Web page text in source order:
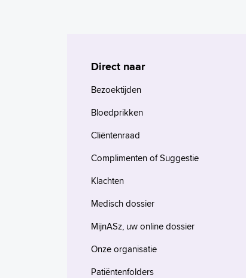
Direct naar
Bezoektijden
Bloedprikken
Cliëntenraad
Complimenten of Suggestie
Klachten
Medisch dossier
MijnASz, uw online dossier
Onze organisatie
Patiëntenfolders